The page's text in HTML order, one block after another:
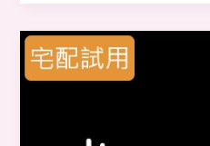
【Diadora
2】